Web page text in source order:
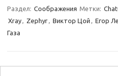
Раздел: Соображения Метки:
Xray, Zephyr, Виктор Цой , Егор
Газа